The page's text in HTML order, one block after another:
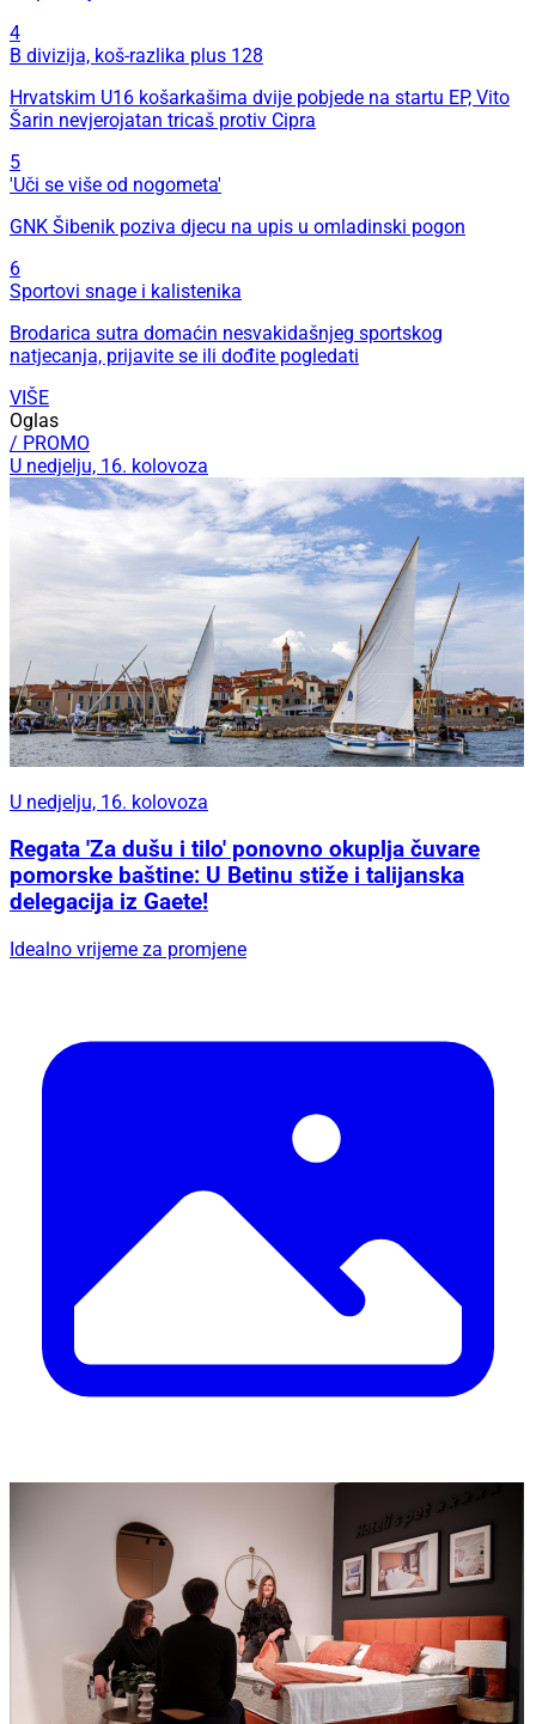
4
B divizija, koš-razlika plus 128
Hrvatskim U16 košarkašima dvije pobjede na startu EP, Vito
Šarin nevjerojatan tricaš protiv Cipra
5
'Uči se više od nogometa'
GNK Šibenik poziva djecu na upis u omladinski pogon
6
Sportovi snage i kalistenika
Brodarica sutra domaćin nesvakidašnjeg sportskog
natjecanja, prijavite se ili dođite pogledati
VIŠE
Oglas
/ PROMO
U nedjelju, 16. kolovoza
U nedjelju, 16. kolovoza
Regata 'Za dušu i tilo' ponovno okuplja čuvare
pomorske baštine: U Betinu stiže i talijanska
delegacija iz Gaete!
Idealno vrijeme za promjene